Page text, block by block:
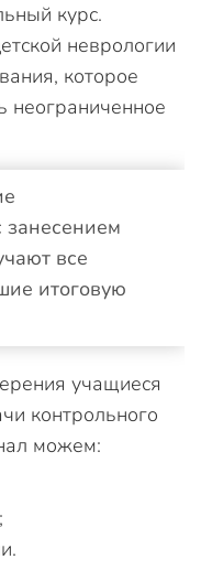
курс.
неврологии
которое
неограниченное
занесением
все
итоговую
учащиеся
контрольного
можем: